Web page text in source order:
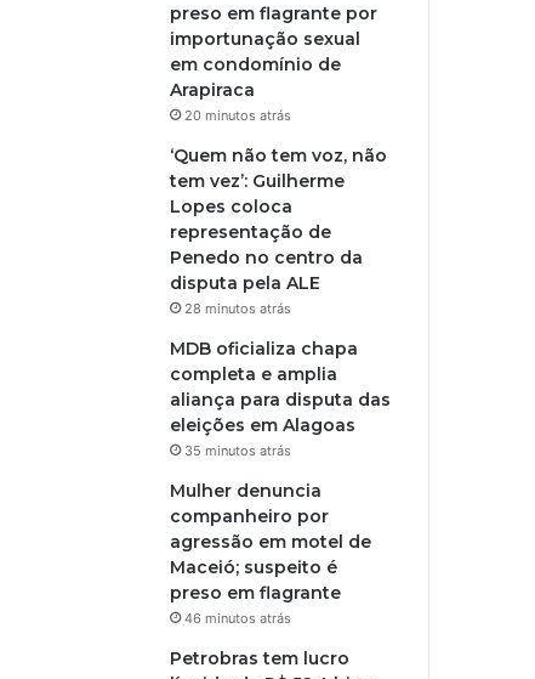
preso em flagrante por
importunação sexual
em condomínio de
Arapiraca
20 minutos atrás
‘Quem não tem voz, não
tem vez’: Guilherme
Lopes coloca
representação de
Penedo no centro da
disputa pela ALE
28 minutos atrás
MDB oficializa chapa
completa e amplia
aliança para disputa das
eleições em Alagoas
35 minutos atrás
Mulher denuncia
companheiro por
agressão em motel de
Maceió; suspeito é
preso em flagrante
46 minutos atrás
Petrobras tem lucro